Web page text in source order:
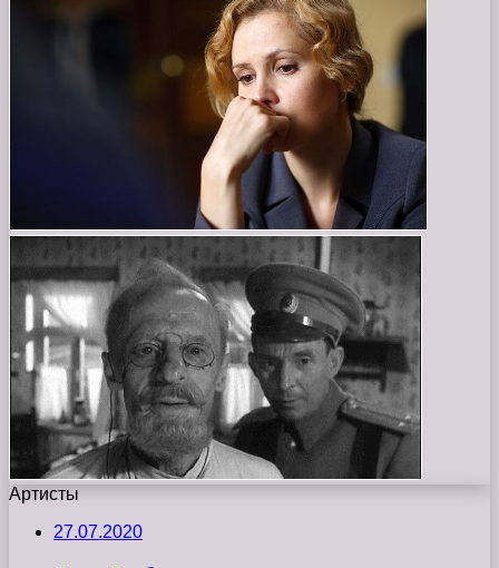
Артисты
27.07.2020